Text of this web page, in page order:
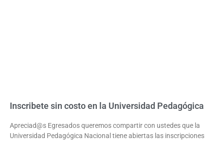
Inscribete sin costo en la Universidad Pedagógica
Apreciad@s Egresados queremos compartir con ustedes que la
Universidad Pedagógica Nacional tiene abiertas las inscripciones